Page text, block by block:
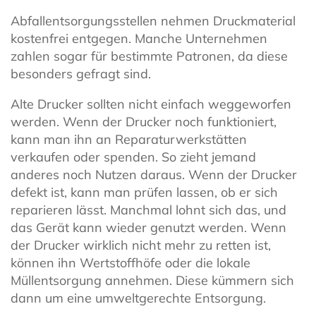
Abfallentsorgungsstellen nehmen Druckmaterial
kostenfrei entgegen. Manche Unternehmen
zahlen sogar für bestimmte Patronen, da diese
besonders gefragt sind.
Alte Drucker sollten nicht einfach weggeworfen
werden. Wenn der Drucker noch funktioniert,
kann man ihn an Reparaturwerkstätten
verkaufen oder spenden. So zieht jemand
anderes noch Nutzen daraus. Wenn der Drucker
defekt ist, kann man prüfen lassen, ob er sich
reparieren lässt. Manchmal lohnt sich das, und
das Gerät kann wieder genutzt werden. Wenn
der Drucker wirklich nicht mehr zu retten ist,
können ihn Wertstoffhöfe oder die lokale
Müllentsorgung annehmen. Diese kümmern sich
dann um eine umweltgerechte Entsorgung.